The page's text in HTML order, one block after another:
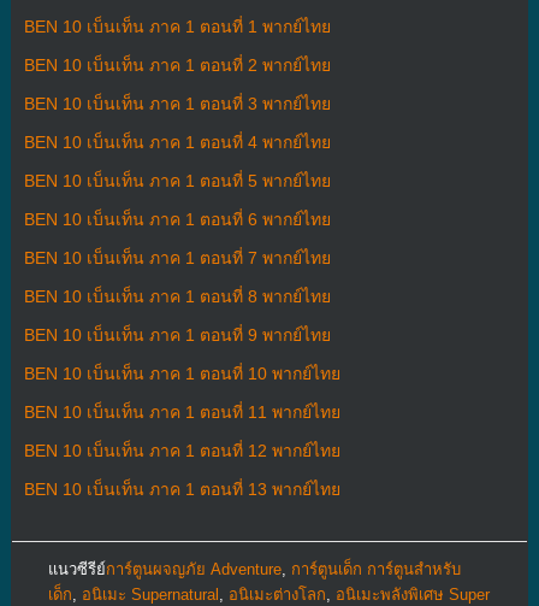
BEN 10 เบ็นเท็น ภาค 1 ตอนที่ 1 พากย์ไทย
BEN 10 เบ็นเท็น ภาค 1 ตอนที่ 2 พากย์ไทย
BEN 10 เบ็นเท็น ภาค 1 ตอนที่ 3 พากย์ไทย
BEN 10 เบ็นเท็น ภาค 1 ตอนที่ 4 พากย์ไทย
BEN 10 เบ็นเท็น ภาค 1 ตอนที่ 5 พากย์ไทย
BEN 10 เบ็นเท็น ภาค 1 ตอนที่ 6 พากย์ไทย
BEN 10 เบ็นเท็น ภาค 1 ตอนที่ 7 พากย์ไทย
BEN 10 เบ็นเท็น ภาค 1 ตอนที่ 8 พากย์ไทย
BEN 10 เบ็นเท็น ภาค 1 ตอนที่ 9 พากย์ไทย
BEN 10 เบ็นเท็น ภาค 1 ตอนที่ 10 พากย์ไทย
BEN 10 เบ็นเท็น ภาค 1 ตอนที่ 11 พากย์ไทย
BEN 10 เบ็นเท็น ภาค 1 ตอนที่ 12 พากย์ไทย
BEN 10 เบ็นเท็น ภาค 1 ตอนที่ 13 พากย์ไทย
แนวซีรีย์การ์ตูนผจญภัย Adventure, การ์ตูนเด็ก การ์ตูนสำหรับ
เด็ก, อนิเมะ Supernatural , อนิเมะต่างโลก, อนิเมะพลังพิเศษ Super